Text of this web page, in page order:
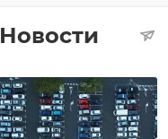
Новости